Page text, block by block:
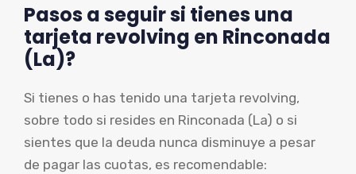
Pasos a seguir si tienes una
tarjeta revolving en Rinconada
(La)?
Si tienes o has tenido una tarjeta revolving,
sobre todo si resides en Rinconada (La) o si
sientes que la deuda nunca disminuye a pesar
de pagar las cuotas, es recomendable: